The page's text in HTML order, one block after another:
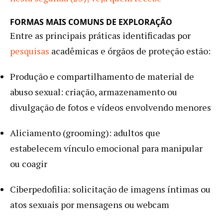
FORMAS MAIS COMUNS DE EXPLORAÇÃO
Entre as principais práticas identificadas por
pesquisas acadêmicas e órgãos de proteção estão:
Produção e compartilhamento de material de
abuso sexual: criação, armazenamento ou
divulgação de fotos e vídeos envolvendo menores
Aliciamento (grooming): adultos que
estabelecem vínculo emocional para manipular
ou coagir
Ciberpedofilia: solicitação de imagens íntimas ou
atos sexuais por mensagens ou webcam